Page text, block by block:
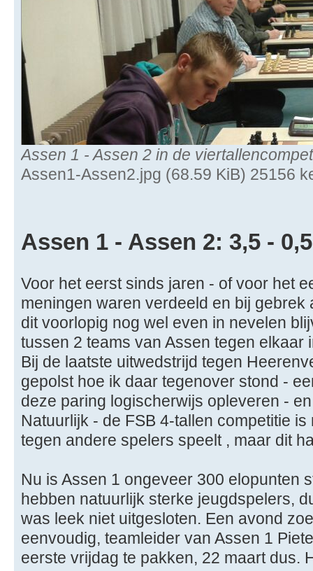
Assen 1 - Assen 2 in de
Assen1-Assen2.jpg (68.59 KiB) 25156
Assen 1 - Assen 2: 3,5 - 0,5
Voor het eerst sinds jaren - of voor het
meningen waren verdeeld en bij
dit voorlopig nog wel even in nevelen
tussen 2 teams van Assen tegen elkaar
Bij de laatste uitwedstrijd tegen
gepolst hoe ik daar tegenover stond -
deze paring logischerwijs opleveren -
Natuurlijk - de FSB 4-tallen competitie
tegen andere spelers speelt , maar dit
Nu is Assen 1 ongeveer 300 elopunten
hebben natuurlijk sterke jeugdspelers,
was leek niet uitgesloten. Een avond
eenvoudig, teamleider van Assen 1
eerste vrijdag te pakken, 22 maart dus.